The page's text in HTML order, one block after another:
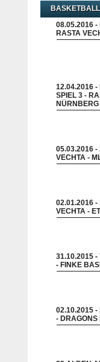
08.05.2016 -
RASTA
12.04.2016 -
SPIEL 3 -
NÜRNBERG
05.03.2016 -
VECHTA -
02.01.2016 -
VECHTA -
31.10.2015 -
- FINKE
02.10.2015 -
- DRAGONS